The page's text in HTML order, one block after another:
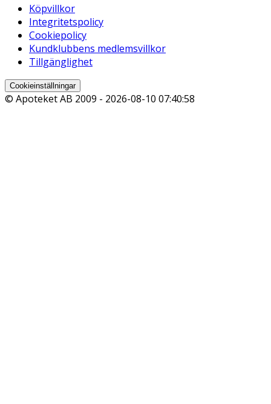
Köpvillkor
Integritetspolicy
Cookiepolicy
Kundklubbens medlemsvillkor
Tillgänglighet
Cookieinställningar
© Apoteket AB 2009 - 2026-08-10 07:40:58